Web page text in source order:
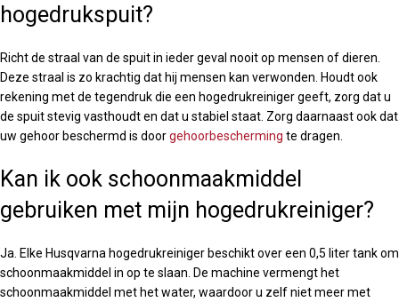
hogedrukspuit?
Richt de straal van de spuit in ieder geval nooit op mensen of dieren.
Deze straal is zo krachtig dat hij mensen kan verwonden. Houdt ook
rekening met de tegendruk die een hogedrukreiniger geeft, zorg dat u
de spuit stevig vasthoudt en dat u stabiel staat. Zorg daarnaast ook dat
uw gehoor beschermd is doorgehoorbescherming te dragen.
Kan ik ook schoonmaakmiddel
gebruiken met mijn hogedrukreiniger?
Ja. Elke Husqvarna hogedrukreiniger beschikt over een 0,5 liter tank om
schoonmaakmiddel in op te slaan. De machine vermengt het
schoonmaakmiddel met het water, waardoor u zelf niet meer met